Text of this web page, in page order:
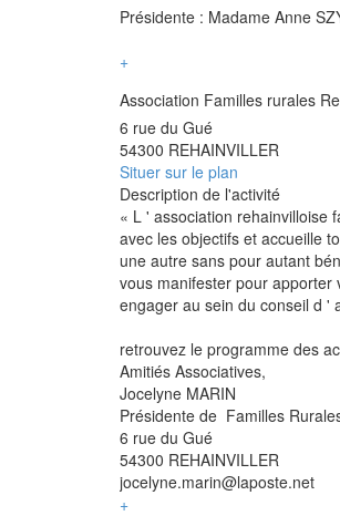
Présidente : Madame Anne
+
Association Familles rurales
6 rue du Gué
54300 REHAINVILLER
Situer sur le plan
Description de l'activité
« L ' association rehainvilloise
avec les objectifs et accueille
une autre sans pour autant
vous manifester pour
engager au sein du conseil d '
retrouvez le programme des
Amitiés Associatives,
Jocelyne MARIN
Présidente de Familles
6 rue du Gué
54300 REHAINVILLER
jocelyne.marin@laposte.net
+